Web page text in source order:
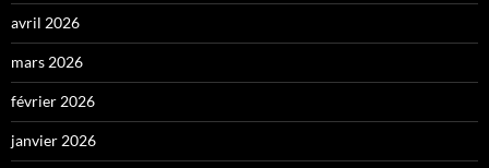
avril 2026
mars 2026
février 2026
janvier 2026